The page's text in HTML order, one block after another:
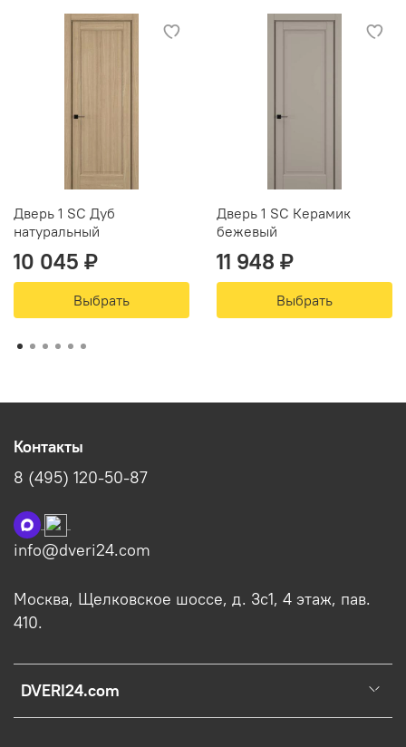
Дверь 1 SC Дуб
натуральный
10 045 ₽
Выбрать
Дверь 1 SC Керамик
бежевый
11 948 ₽
Выбрать
DVERI24.com
Контакты
8 (495) 120-50-87
info@dveri24.com
Москва, Щелковское шоссе, д. 3с1, 4 этаж, пав.
410.